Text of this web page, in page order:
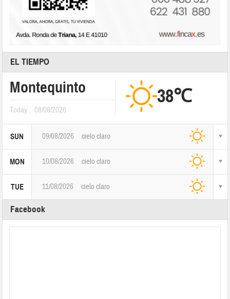
EL TIEMPO
Montequinto
Today 08/08/2026
38℃
SUN 09/08/2026 cielo claro
MON 10/08/2026 cielo claro
TUE 11/08/2026 cielo claro
Facebook